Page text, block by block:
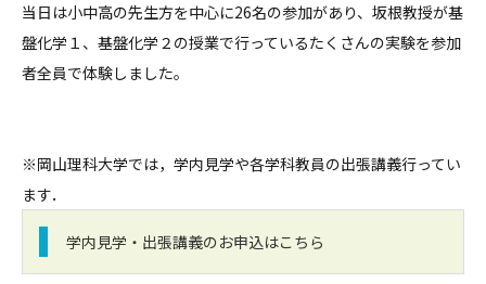
当日は小中高の先生方を中心に26名の参加があり、坂根教授が基
盤化学１、基盤化学２の授業で行っているたくさんの実験を参加
者全員で体験しました。
※岡山理科大学では，学内見学や各学科教員の出張講義行ってい
ます．
学内見学・出張講義のお申込はこちら